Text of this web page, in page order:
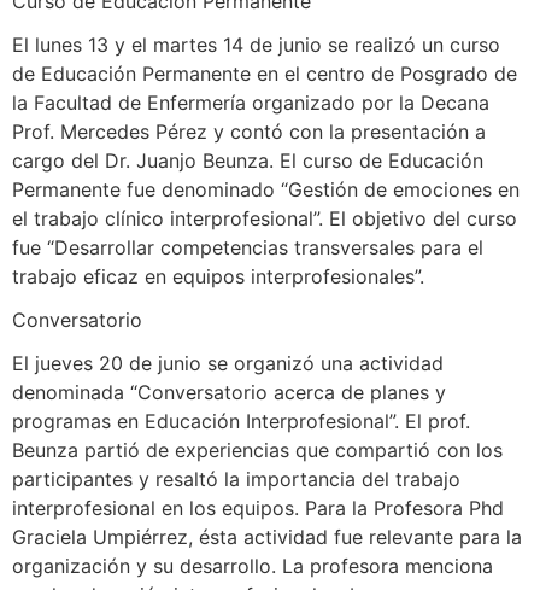
El lunes 13 y el martes 14 de junio se realizó un curso
de Educación Permanente en el centro de Posgrado de
la Facultad de Enfermería organizado por la Decana
Prof. Mercedes Pérez y contó con la presentación a
cargo del Dr. Juanjo Beunza. El curso de Educación
Permanente fue denominado “Gestión de emociones en
el trabajo clínico interprofesional”. El objetivo del curso
fue “Desarrollar competencias transversales para el
trabajo eficaz en equipos interprofesionales”.
Conversatorio
El jueves 20 de junio se organizó una actividad
denominada “Conversatorio acerca de planes y
programas en Educación Interprofesional”. El prof.
Beunza partió de experiencias que compartió con los
participantes y resaltó la importancia del trabajo
interprofesional en los equipos. Para la Profesora Phd
Graciela Umpiérrez, ésta actividad fue relevante para la
organización y su desarrollo. La profesora menciona